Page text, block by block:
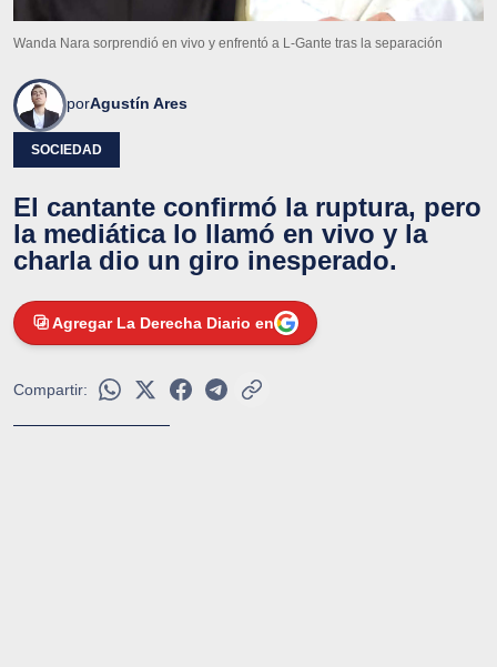
Wanda Nara sorprendió en vivo y enfrentó a L-Gante tras la separación
porAgustín Ares
SOCIEDAD
El cantante confirmó la ruptura, pero
la mediática lo llamó en vivo y la
charla dio un giro inesperado.
Agregar La Derecha Diario en
Compartir: